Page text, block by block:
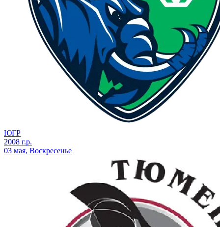
ЮГР
2008 г.р.
03 мая, Воскресенье